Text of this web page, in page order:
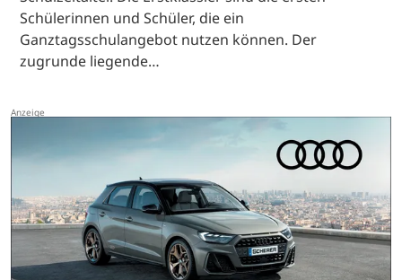
Schülerinnen und Schüler, die ein
Ganztagsschulangebot nutzen können. Der
zugrunde liegende…